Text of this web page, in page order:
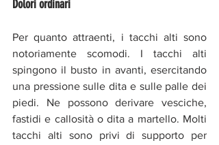
Dolori ordinari
Per quanto attraenti, i tacchi alti sono
notoriamente scomodi. I tacchi alti
spingono il busto in avanti, esercitando
una pressione sulle dita e sulle palle dei
piedi. Ne possono derivare vesciche,
fastidi e callosità o dita a martello. Molti
tacchi alti sono privi di supporto per